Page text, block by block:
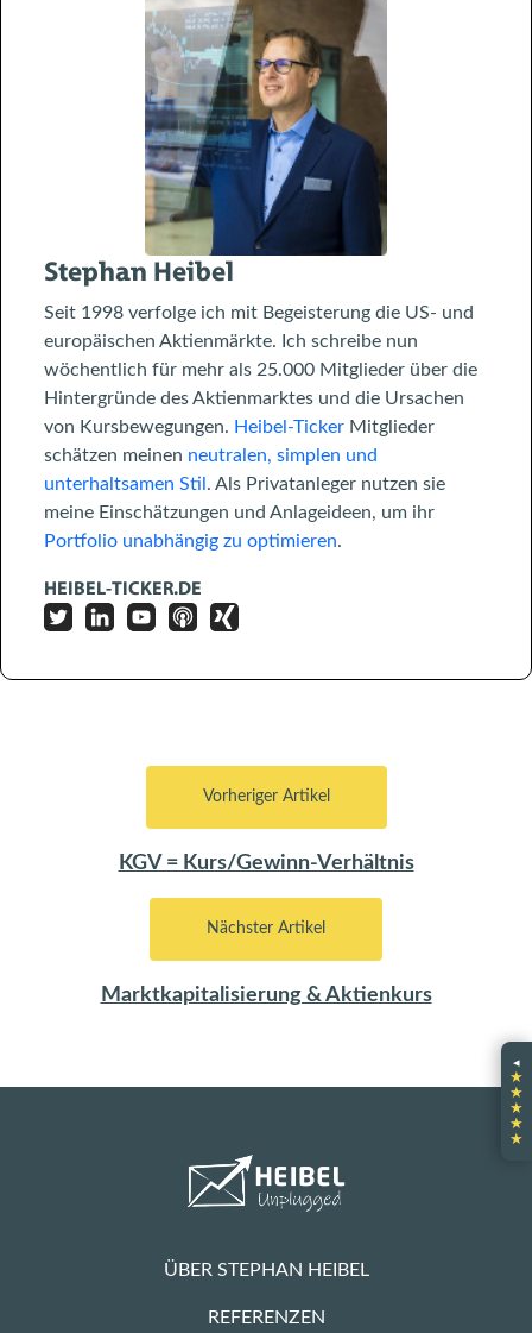
Stephan Heibel
Seit 1998 verfolge ich mit Begeisterung die US- und
europäischen Aktienmärkte. Ich schreibe nun
wöchentlich für mehr als 25.000 Mitglieder über die
Hintergründe des Aktienmarktes und die Ursachen
von Kursbewegungen. Heibel-Ticker Mitglieder
schätzen meinen neutralen, simplen und
unterhaltsamen Stil. Als Privatanleger nutzen sie
meine Einschätzungen und Anlageideen, um ihr
Portfolio unabhängig zu optimieren.
HEIBEL-TICKER.DE
Vorheriger Artikel
KGV = Kurs/Gewinn-Verhältnis
Nächster Artikel
Marktkapitalisierung & Aktienkurs
ÜBER STEPHAN HEIBEL
REFERENZEN
◂
★
★
★
★
★